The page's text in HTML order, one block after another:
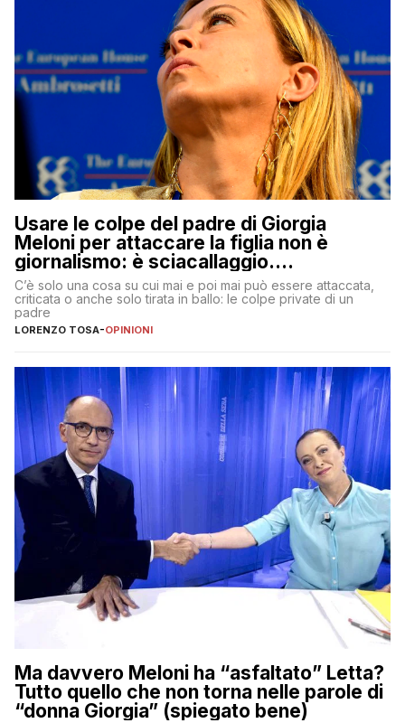
Usare le colpe del padre di Giorgia
Meloni per attaccare la figlia non è
giornalismo: è sciacallaggio.
Dimostriamo di essere diversi
C’è solo una cosa su cui mai e poi mai può essere attaccata,
criticata o anche solo tirata in ballo: le colpe private di un
padre
LORENZO TOSA-OPINIONI
Ma davvero Meloni ha “asfaltato” Letta?
Tutto quello che non torna nelle parole di
“donna Giorgia” (spiegato bene)